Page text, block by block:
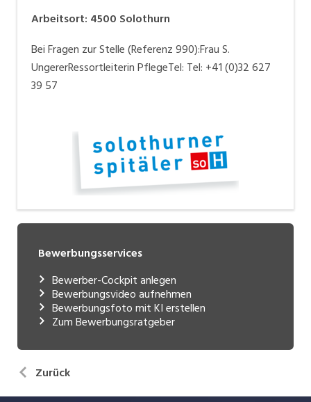
Arbeitsort: 4500 Solothurn
Bei Fragen zur Stelle (Referenz 990):Frau S.
UngererRessortleiterin PflegeTel: Tel: +41 (0)32 627
39 57
Bewerbungsservices
Bewerber-Cockpit anlegen
Bewerbungsvideo aufnehmen
Bewerbungsfoto mit KI erstellen
Zum Bewerbungsratgeber
Zurück